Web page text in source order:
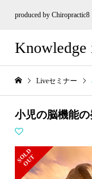
produced by Chiropractic8
Knowledge
Liveセミナー
小児の脳機能
S
O
L
D
O
U
T